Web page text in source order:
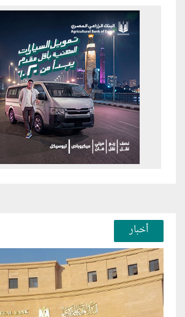
أخبار